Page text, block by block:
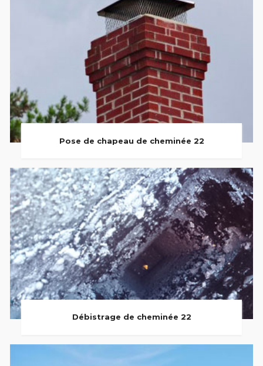
Pose de chapeau de cheminée 22
Débistrage de cheminée 22